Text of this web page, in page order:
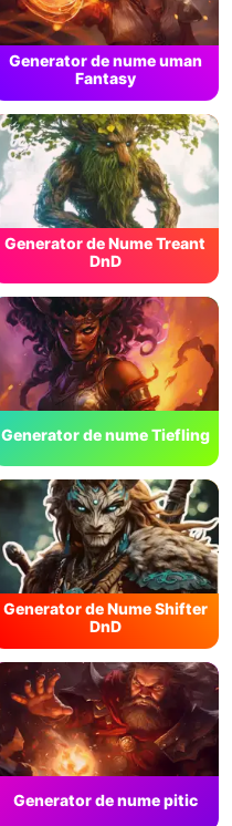
Generator de nume uman
Fantasy
Generator de Nume Treant
DnD
Generator de nume Tiefling
Generator de Nume Shifter
DnD
Generator de nume pitic